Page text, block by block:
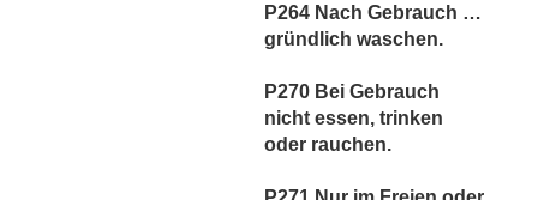
P264 Nach Gebrauch …
gründlich waschen.
P270 Bei Gebrauch
nicht essen, trinken
oder rauchen.